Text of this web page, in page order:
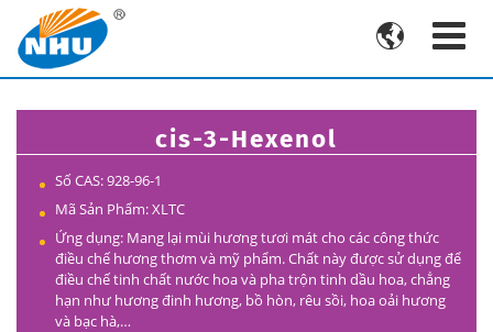

cis-3-Hexenol
Số CAS:928-96-1
Mã Sản Phẩm: XLTC
Ứng dụng: Mang lại mùi hương tươi mát cho các công thức
điều chế hương thơm và mỹ phẩm. Chất này được sử dụng để
điều chế tinh chất nước hoa và pha trộn tinh dầu hoa, chẳng
hạn như hương đinh hương, bồ hòn, rêu sồi, hoa oải hương
và bạc hà,…